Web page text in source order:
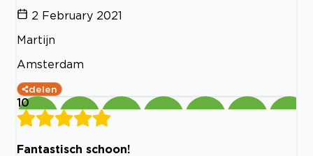
2 February 2021
Martijn
Amsterdam
delen
10
Fantastisch schoon!